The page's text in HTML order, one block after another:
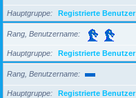
Hauptgruppe Registrierte Benutzer
Rang, Benutzername
Hauptgruppe Registrierte Benutzer
Rang, Benutzername
Hauptgruppe Registrierte Benutzer